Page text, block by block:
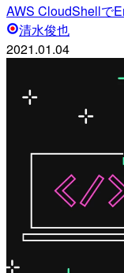
AWS CloudShellで
清水俊也
2021.01.04